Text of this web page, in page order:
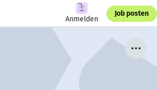
Anmelden
Job posten